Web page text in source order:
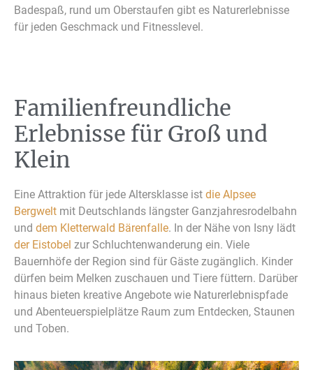
Badespaß, rund um Oberstaufen gibt es Naturerlebnisse
für jeden Geschmack und Fitnesslevel.
Familienfreundliche
Erlebnisse für Groß und
Klein
Eine Attraktion für jede Altersklasse ist die Alpsee
Bergwelt mit Deutschlands längster Ganzjahresrodelbahn
und dem Kletterwald Bärenfalle. In der Nähe von Isny lädt
der Eistobel zur Schluchtenwanderung ein. Viele
Bauernhöfe der Region sind für Gäste zugänglich. Kinder
dürfen beim Melken zuschauen und Tiere füttern. Darüber
hinaus bieten kreative Angebote wie Naturerlebnispfade
und Abenteuerspielplätze Raum zum Entdecken, Staunen
und Toben.